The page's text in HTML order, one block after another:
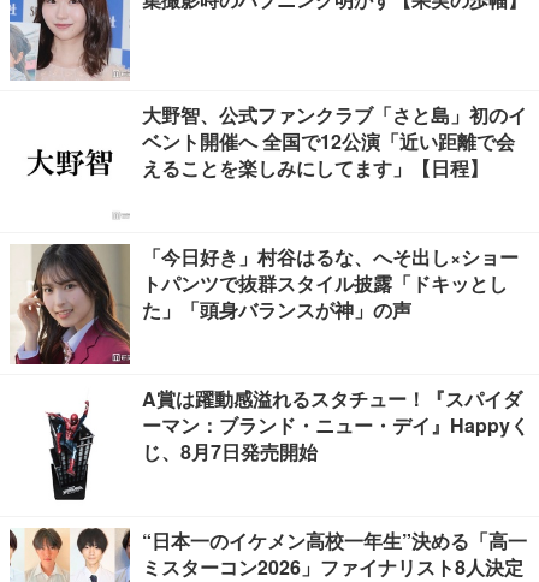
大野智、公式ファンクラブ「さと島」初のイ
ベント開催へ 全国で12公演「近い距離で会
えることを楽しみにしてます」【日程】
「今日好き」村谷はるな、へそ出し×ショー
トパンツで抜群スタイル披露「ドキッとし
た」「頭身バランスが神」の声
A賞は躍動感溢れるスタチュー！『スパイダ
ーマン：ブランド・ニュー・デイ』Happyく
じ、8月7日発売開始
“日本一のイケメン高校一年生”決める「高一
ミスターコン2026」ファイナリスト8人決定